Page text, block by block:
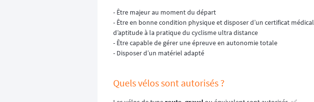
- Être majeur au moment du départ
- Être en bonne condition physique et disposer d’un certificat médical
d’aptitude à la pratique du cyclisme ultra distance
- Être capable de gérer une épreuve en autonomie totale
- Disposer d’un matériel adapté
Quels vélos sont autorisés ?